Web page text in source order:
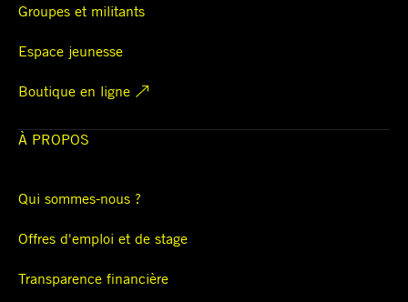
Groupes et militants
Espace jeunesse
Boutique en ligne
À PROPOS
Qui sommes-nous ?
Offres d'emploi et de stage
Transparence financière